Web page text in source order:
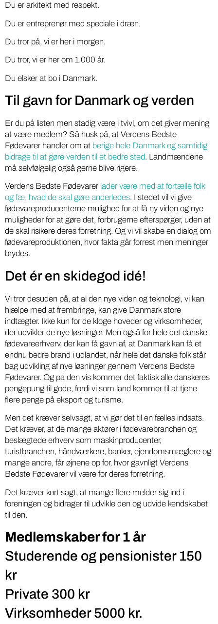
Du er arkitekt med respekt.
Du er entreprenør med speciale i dræn.
Du tror på, vi er her i morgen.
Du tror, vi er her om 1.000 år.
Du elsker at bo i Danmark.
Til gavn for Danmark og verden
Er du på listen men stadig være i tvivl, om det giver mening
at være medlem? Så husk på, at Verdens Bedste
Fødevarer handler om at berige hele Danmark og samtidig
bidrage til at gøre verden til et bedre sted. Landmændene
må selvfølgelig også gerne blive rigere.
Verdens Bedste Fødevarer lader være med at fortælle folk
og fæ, hvad de skal gøre anderledes. I stedet vil vi give
fødevareproducenterne mulighed for at få ny viden og nye
muligheder for at gøre det, forbrugerne efterspørger, uden at
de skal risikere deres forretning. Og vi vil skabe en dialog om
fødevareproduktionen, hvor fakta går forrest men meninger
brydes.
Det ér en skidegod idé!
Vi tror desuden på, at al den nye viden og teknologi, vi kan
hjælpe med at frembringe, kan give Danmark store
indtægter. Ikke kun for de kloge hoveder og virksomheder,
der udvikler de nye løsninger. Men også for hele det danske
fødevareerhverv, der kan få gavn af, at Danmark kan få et
endnu bedre brand i udlandet, når hele det danske folk står
bag udvikling af nye løsninger gennem Verdens Bedste
Fødevarer. Og på den vis kommer det faktisk alle danskeres
pengepung til gode, fordi vi som land kommer til at tjene
flere penge på eksport og turisme.
Men det kræver selvsagt, at vi gør det til en fælles indsats.
Det kræver, at de mange aktører i fødevarebranchen og
beslægtede erhverv som maskinproducenter,
turistbranchen, håndværkere, banker, ejendomsmæglere og
mange andre, får øjnene op for, hvor gavnligt Verdens
Bedste Fødevarer vil være for deres forretning.
Det kræver kort sagt, at mange flere melder sig ind i
foreningen og bidrager til udvikle den og udvide kendskabet
til den.
Medlemskaber for 1 år
Studerende og pensionister 150
kr
Private 300 kr
Virksomheder 5000 kr.